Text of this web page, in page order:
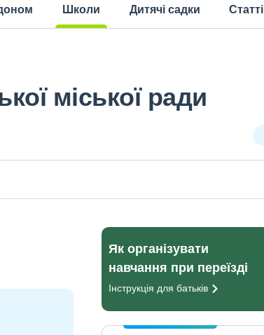
Школи
Дитячі садки Статті
міської ради
Як організувати
навчання при переїзді
Інструкція для батьків